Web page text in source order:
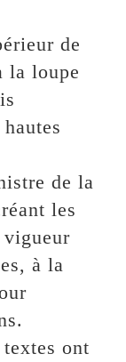
de
la loupe
de la
les
vigueur
à la
ont